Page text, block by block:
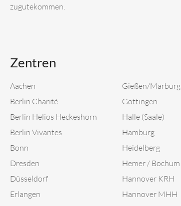
zugutekommen.
Zentren
Aachen
Berlin Charité
Berlin Helios Heckeshorn
Berlin Vivantes
Bonn
Dresden
Düsseldorf
Erlangen
Gießen/Marburg
Göttingen
Halle (Saale)
Hamburg
Heidelberg
Hemer / Bochum
Hannover KRH
Hannover MHH